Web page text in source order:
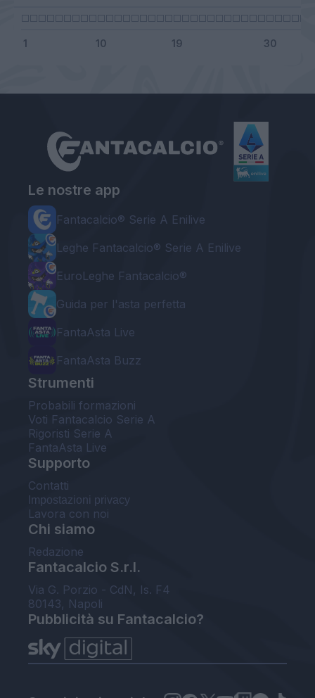
Le nostre app
Fantacalcio® Serie A Enilive
Leghe Fantacalcio® Serie A Enilive
EuroLeghe Fantacalcio®
Guida per l'asta perfetta
FantaAsta Live
FantaAsta Buzz
Strumenti
Probabili formazioni
Voti Fantacalcio Serie A
Rigoristi Serie A
FantaAsta Live
Supporto
Contatti
Impostazioni privacy
Lavora con noi
Chi siamo
Redazione
Fantacalcio S.r.l.
Via G. Porzio - CdN, Is. F4
80143, Napoli
Pubblicità su Fantacalcio?